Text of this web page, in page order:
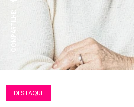
COMPARTILHE:
DESTAQUE